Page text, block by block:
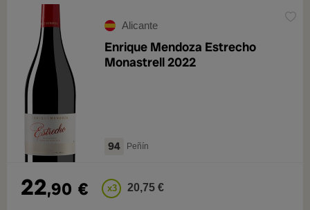
Alicante
Enrique Mendoza Estrecho
Monastrell 2022
94 Peñín
22,90 € x3 20,75 €